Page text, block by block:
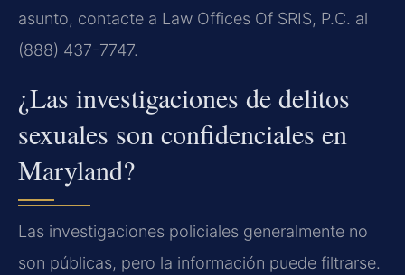
asunto, contacte a Law Offices Of SRIS, P.C. al
(888) 437-7747.
¿Las investigaciones de delitos
sexuales son confidenciales en
Maryland?
Las investigaciones policiales generalmente no
son públicas, pero la información puede filtrarse.